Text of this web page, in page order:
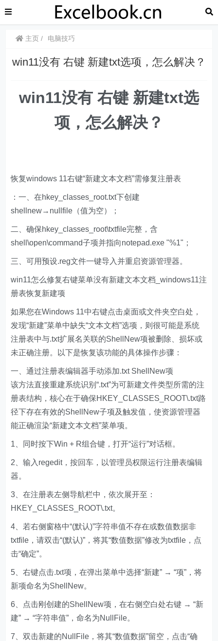
主页 电脑技巧
win11没有 右键 新建txt选项，怎么解决？
win11没有 右键 新建txt选
项，怎么解决？
恢复windows 11右键“新建文本文档”需修复注册表
：一、在hkey_classes_root.txt下创建
shellnew→nullfile（值为空）；
二、确保hkey_classes_root\txtfile完整，含
shell\open\command子项并指向notepad.exe "%1"；
三、可用预设.reg文件一键导入并重启资源管理器。
win11怎么修复右键菜单没有新建文本文档_windows11注
册表恢复新建项
如果您在Windows 11中右键点击桌面或文件夹空白处，
发现“新建”菜单中缺失“文本文档”选项，则很可能是系统
注册表中与.txt扩展名关联的ShellNew项被删除、损坏或
未正确注册。以下是恢复该功能的具体操作步骤：
一、通过注册表编辑器手动添加.txt ShellNew项
该方法直接重建系统识别“.txt”为可新建文件类型所需的注
册表结构，核心在于确保HKEY_CLASSES_ROOT\.txt路
径下存在有效的ShellNew子项及触发值，使资源管理器
能正确渲染“新建文本文档”菜单项。
1、同时按下Win + R组合键，打开“运行”对话框。
2、输入regedit，按回车，以管理员权限运行注册表编辑
器。
3、在注册表左侧导航栏中，依次展开至：
HKEY_CLASSES_ROOT\.txt。
4、若右侧窗格中“(默认)”字符串值不存在或数值数据非
txtfile，请双击“(默认)”，将其“数值数据”修改为txtfile，点
击“确定”。
5、右键点击.txt项，在弹出菜单中选择“新建” → “项”，将
新项命名为ShellNew。
6、点击刚创建的ShellNew项，在右侧空白处右键 → “新
建” → “字符串值”，命名为NullFile。
7、双击新建的NullFile，将其“数值数据”留空，点击“确